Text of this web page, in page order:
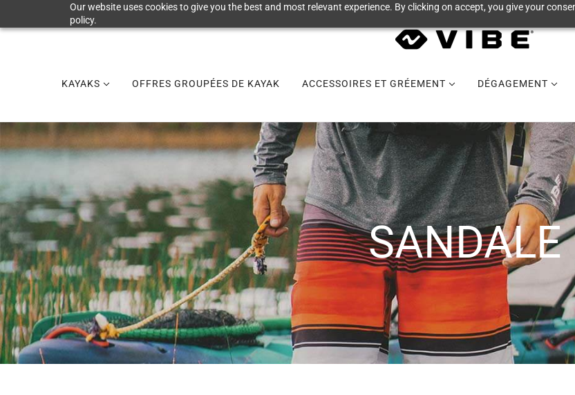
Our website uses cookies to give you the best and most relevant experience. By clicking on accept, you give your
policy.
KAYAKS OFFRES GROUPÉES DE KAYAK ACCESSOIRES ET GRÉEMENT DÉGAGEMENT
SANDALE